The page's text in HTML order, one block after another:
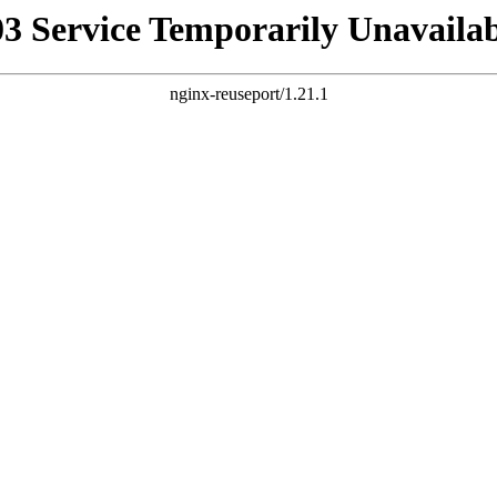
Service Temporarily
nginx-reuseport/1.21.1